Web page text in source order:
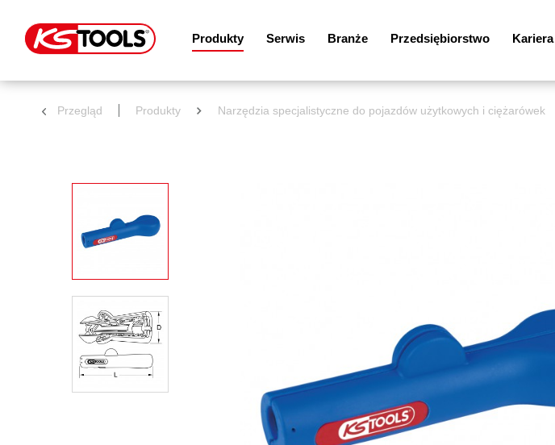
Produkty Serwis Branże Przedsiębiorstwo Kariera
Przegląd Produkty Narzędzia specjalistyczne do pojazdów użytkowych i ciężarówek